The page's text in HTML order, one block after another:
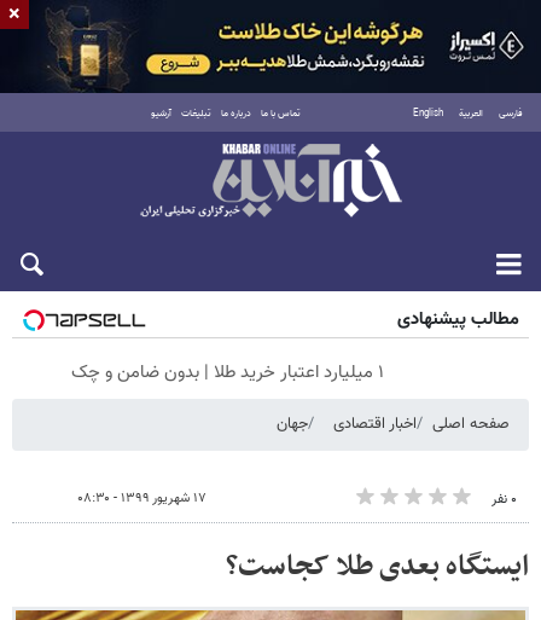
فارسی العربية English تماس با ما درباره ما تبلیغات آرشیو
شنبه ۱۷ مرداد ۱۴۰۵
مطالب پیشنهادی
۱ میلیارد اعتبار خرید طلا | بدون ضامن و چک
صفحه اصلی اخبار اقتصادی جهان
۰ نفر ۱۷ شهریور ۱۳۹۹ - ۰۸:۳۰
ایستگاه بعدی طلا کجاست؟
×